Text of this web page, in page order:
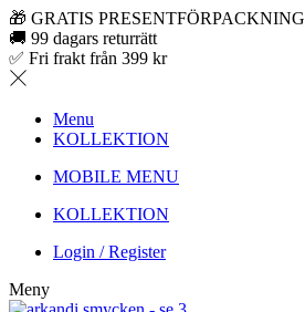
🎁 GRATIS PRESENTFÖRPACKNING
🚚 99 dagars returrätt
✅ Fri frakt från 399 kr
Menu
KOLLEKTION
MOBILE MENU
KOLLEKTION
Login / Register
Meny